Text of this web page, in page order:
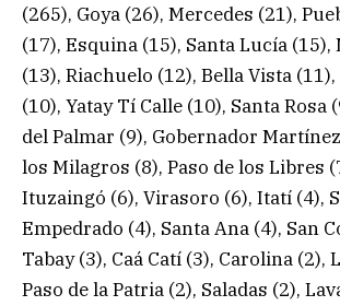
(265), Goya (26), Mercedes (21),
(17), Esquina (15), Santa Lucía (15),
(13), Riachuelo (12), Bella Vista (11),
(10), Yatay Tí Calle (10), Santa Rosa
del Palmar (9), Gobernador
los Milagros (8), Paso de los Libres
Ituzaingó (6), Virasoro (6), Itatí (4),
Empedrado (4), Santa Ana (4), San
Tabay (3), Caá Catí (3), Carolina (2),
Paso de la Patria (2), Saladas (2),